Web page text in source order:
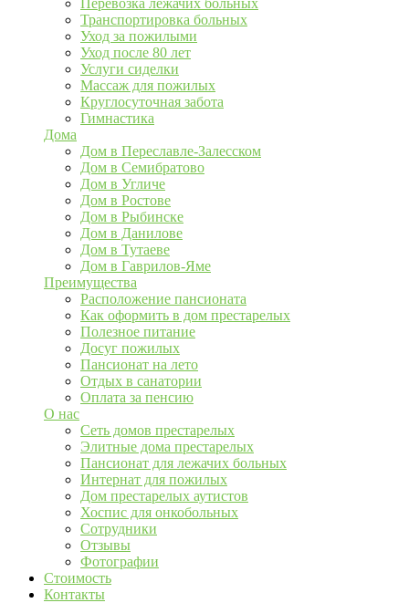
Перевозка лежачих больных
Транспортировка больных
Уход за пожилыми
Уход после 80 лет
Услуги сиделки
Массаж для пожилых
Круглосуточная забота
Гимнастика
Дома
Дом в Переславле-Залесском
Дом в Семибратово
Дом в Угличе
Дом в Ростове
Дом в Рыбинске
Дом в Данилове
Дом в Тутаеве
Дом в Гаврилов-Яме
Преимущества
Расположение пансионата
Как оформить в дом престарелых
Полезное питание
Досуг пожилых
Пансионат на лето
Отдых в санатории
Оплата за пенсию
О нас
Сеть домов престарелых
Элитные дома престарелых
Пансионат для лежачих больных
Интернат для пожилых
Дом престарелых аутистов
Хоспис для онкобольных
Сотрудники
Отзывы
Фотографии
Стоимость
Контакты